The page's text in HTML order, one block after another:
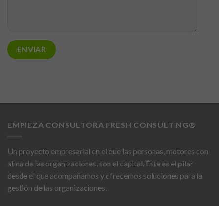
EMPIEZA CONSULTORA FRESH CONSULTING®
Un proyecto empresarial en el que las personas, motores con
alma de las organizaciones, son el capital. Éste es el pilar
desde el que acompañamos y ofrecemos soluciones para la
gestión de las organizaciones.